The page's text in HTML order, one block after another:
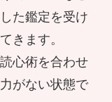
中は何が
赤い服
た鑑定を受け
きます。
心術を合わせ
がない状態で